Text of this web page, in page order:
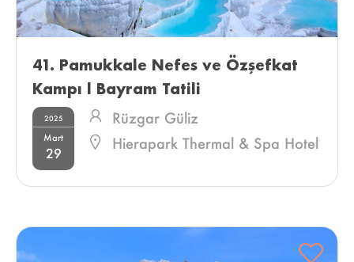
41. Pamukkale Nefes ve Özşefkat
Kampı l Bayram Tatili
2025
Mart
29
Rüzgar Güliz
Hierapark Thermal & Spa Hotel